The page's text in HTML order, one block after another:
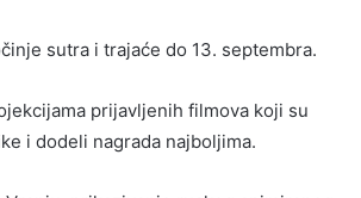
sutra i trajaće do 13. septembra.
prijavljenih filmova koji su
i dodeli nagrada najboljima.